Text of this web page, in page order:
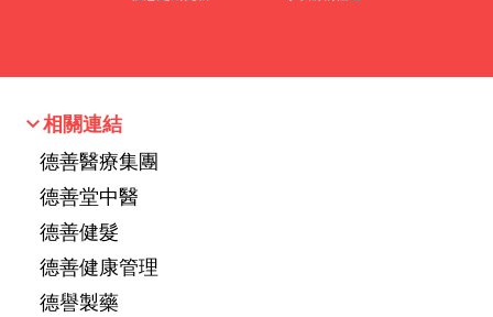
keyboard_arrow_down相關連結
德善醫療集團
德善堂中醫
德善健髮
德善健康管理
德譽製藥